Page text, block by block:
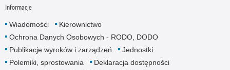
Informacje
Wiadomości
Kierownictwo
Ochrona Danych Osobowych - RODO, DODO
Publikacje wyroków i zarządzeń
Jednostki
Polemiki, sprostowania
Deklaracja dostępności